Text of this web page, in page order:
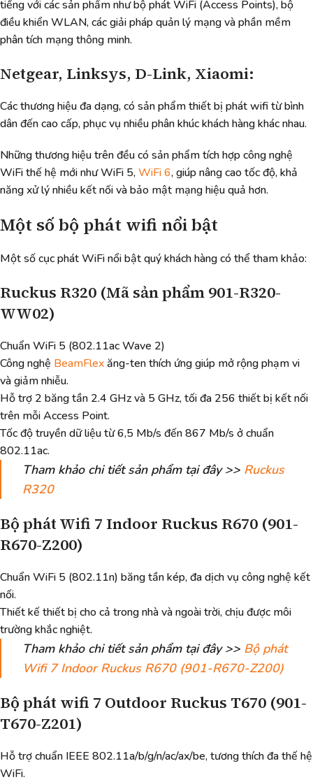
tiếng với các sản phẩm như bộ phát WiFi (Access Points), bộ
điều khiển WLAN, các giải pháp quản lý mạng và phần mềm
phân tích mạng thông minh.
Netgear, Linksys, D-Link, Xiaomi:
Các thương hiệu đa dạng, có sản phẩm thiết bị phát wifi từ bình
dân đến cao cấp, phục vụ nhiều phân khúc khách hàng khác nhau.
Những thương hiệu trên đều có sản phẩm tích hợp công nghệ
WiFi thế hệ mới như WiFi 5,WiFi 6, giúp nâng cao tốc độ, khả
năng xử lý nhiều kết nối và bảo mật mạng hiệu quả hơn.
Một số bộ phát wifi nổi bật
Một số cục phát WiFi nổi bật quý khách hàng có thể tham khảo:
Ruckus R320 (Mã sản phẩm 901-R320-
WW02)
Chuẩn WiFi 5 (802.11ac Wave 2)
Công nghệ BeamFlexăng-ten thích ứng giúp mở rộng phạm vi
và giảm nhiễu.
Hỗ trợ 2 băng tần 2.4 GHz và 5 GHz, tối đa 256 thiết bị kết nối
trên mỗi Access Point.
Tốc độ truyền dữ liệu từ 6,5 Mb/s đến 867 Mb/s ở chuẩn
802.11ac.
Tham khảo chi tiết sản phẩm tại đây >> Ruckus
R320
Bộ phát Wifi 7 Indoor Ruckus R670 (901-
R670-Z200)
Chuẩn WiFi 5 (802.11n) băng tần kép, đa dịch vụ công nghệ kết
nối.
Thiết kế thiết bị cho cả trong nhà và ngoài trời, chịu được môi
trường khắc nghiệt.
Tham khảo chi tiết sản phẩm tại đây >> Bộ phát
Wifi 7 Indoor Ruckus R670 (901-R670-Z200)
Bộ phát wifi 7 Outdoor Ruckus T670 (901-
T670-Z201)
Hỗ trợ chuẩn IEEE 802.11a/b/g/n/ac/ax/be, tương thích đa thế hệ
WiFi.